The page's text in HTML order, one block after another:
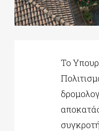
ΕΚΠΑΙΔΕΥΤΙΚΑ ΙΔΡΥΜΑΤΑ
ΠΟΛΙΤΙΣΤΙΚΟΙ ΦΟΡΕΙΣ
Το